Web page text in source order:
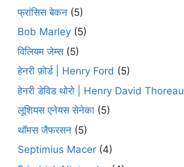
फ्रांसिस बेकन (5)
Bob Marley (5)
विलियम जेम्स(5)
हेनरी फ़ोर्ड | Henry Ford (5)
हेनरी डेविड थोरो | Henry David Thoreau
लूशियस एनेयस सेनेका (5)
थॉमस जैफरसन (5)
Septimius Macer (4)